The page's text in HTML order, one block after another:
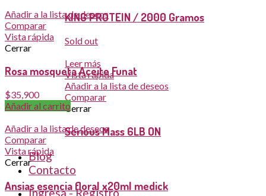
KING PROTEIN / 2000 Gramos
Sold out
Leer más
Vista rápida
Añadir a la lista de deseos
Comparar
Cerrar
Serious Mass 6LB ON
Blog
Contacto
Ingresa - Registro
Añadir a la lista de deseos
Comparar
Vista rápida
Cerrar
Rosa mosqueta Aceite Funat
$35,900
Añadir al carrito
Añadir a la lista de deseos
Comparar
Vista rápida
Cerrar
Ansias esencia floral x20ml medick